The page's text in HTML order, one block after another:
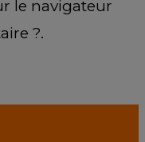
le navigateur
?.